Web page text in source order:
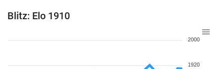
Blitz: Elo 1910
2000
1920